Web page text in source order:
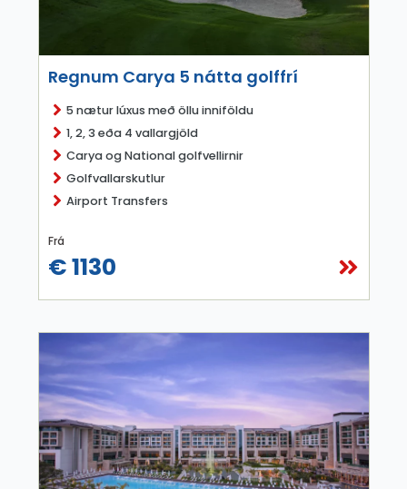
Regnum Carya 5 nátta golffrí
5 nætur lúxus með öllu inniföldu
1, 2, 3 eða 4 vallargjöld
Carya og National golfvellirnir
Golfvallarskutlur
Airport Transfers
Frá
€ 1130